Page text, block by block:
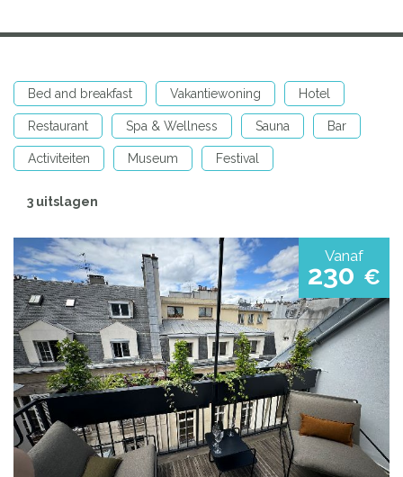
Bed and breakfast Vakantiewoning Hotel
Restaurant Spa & Wellness Sauna Bar
Activiteiten Museum Festival
3 uitslagen
Vanaf
230 €